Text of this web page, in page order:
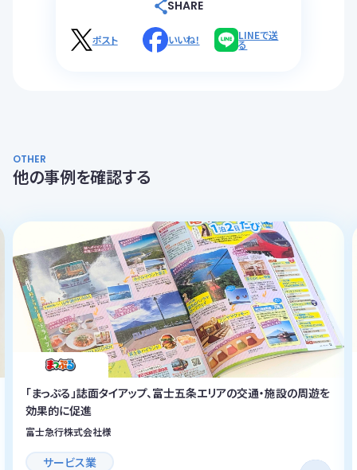
SHARE
ポスト いいね！ LINEで送
る
OTHER
他の事例を確認する
「まっぷる」誌面タイアップ、富士五条エリアの交通・施設の周遊を
効果的に促進
富士急行株式会社様
サービス業